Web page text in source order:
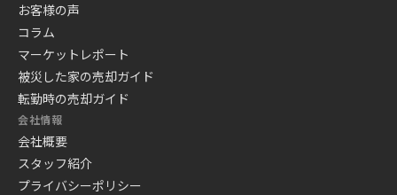
お客様の声
コラム
マーケットレポート
被災した家の売却ガイド
転勤時の売却ガイド
会社情報
会社概要
スタッフ紹介
プライバシーポリシー